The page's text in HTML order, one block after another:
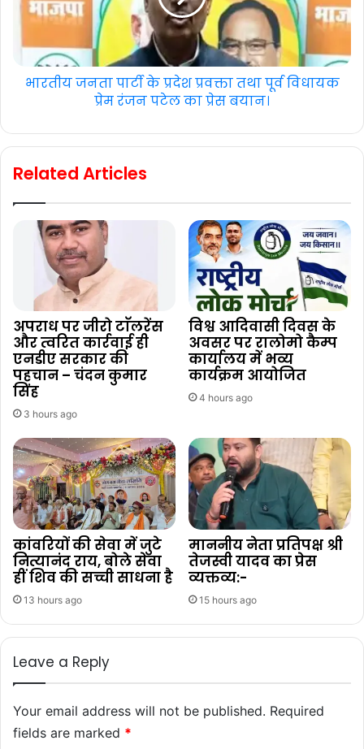
भारतीय जनता पार्टी के प्रदेश प्रवक्ता तथा पूर्व विधायक
प्रेम रंजन पटेल का प्रेस बयान।
Related Articles
अपराध पर जीरो टाॅलरेंस
और त्वरित कार्रवाई ही
एनडीए सरकार की
पहचान – चंदन कुमार
सिंह
3 hours ago
विश्व आदिवासी दिवस के
अवसर पर रालोमो कैम्प
कार्यालय में भव्य
कार्यक्रम आयोजित
4 hours ago
कांवरियों की सेवा में जुटे
नित्यानंद राय, बोले सेवा
हीं शिव की सच्ची साधना है
13 hours ago
माननीय नेता प्रतिपक्ष श्री
तेजस्वी यादव का प्रेस
व्यक्तव्य:-
15 hours ago
Leave a Reply
Your email address will not be published. Required
fields are marked *